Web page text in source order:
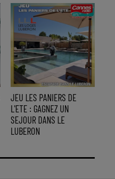
JEU LES PANIERS DE
L'ETE : GAGNEZ UN
SEJOUR DANS LE
LUBERON